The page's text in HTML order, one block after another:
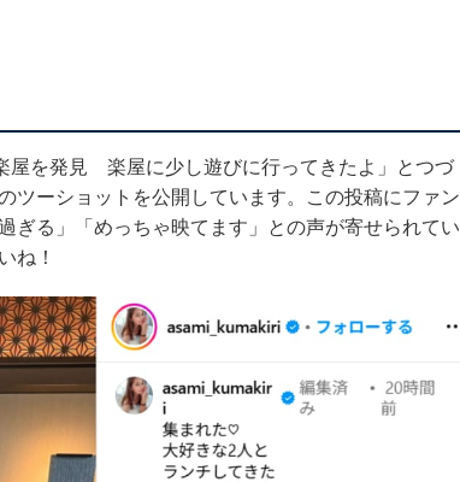
屋を発見 楽屋に少し遊びに行ってきたよ」とつづ
ツーショットを公開しています。この投稿にファン
ぎる」「めっちゃ映てます」との声が寄せられてい
ね！